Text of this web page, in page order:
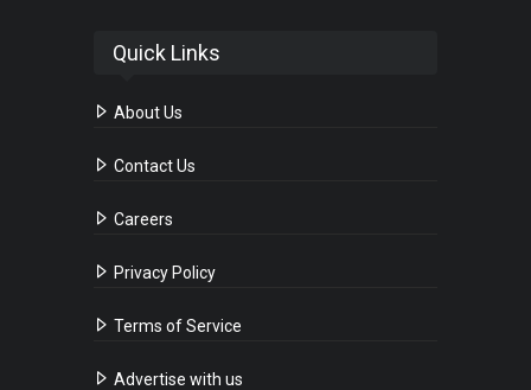
Quick Links
About Us
Contact Us
Careers
Privacy Policy
Terms of Service
Advertise with us